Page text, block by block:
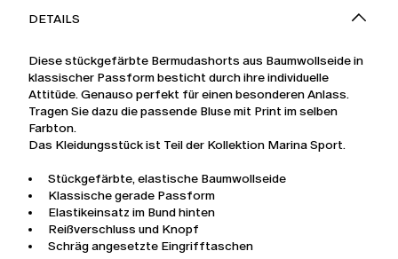
DETAILS
Diese stückgefärbte Bermudashorts aus Baumwollseide in
klassischer Passform besticht durch ihre individuelle
Attitüde. Genauso perfekt für einen besonderen Anlass.
Tragen Sie dazu die passende Bluse mit Print im selben
Farbton.
Das Kleidungsstück ist Teil der Kollektion Marina Sport.
Stückgefärbte, elastische Baumwollseide
Klassische gerade Passform
Elastikeinsatz im Bund hinten
Reißverschluss und Knopf
Schräg angesetzte Eingrifftaschen